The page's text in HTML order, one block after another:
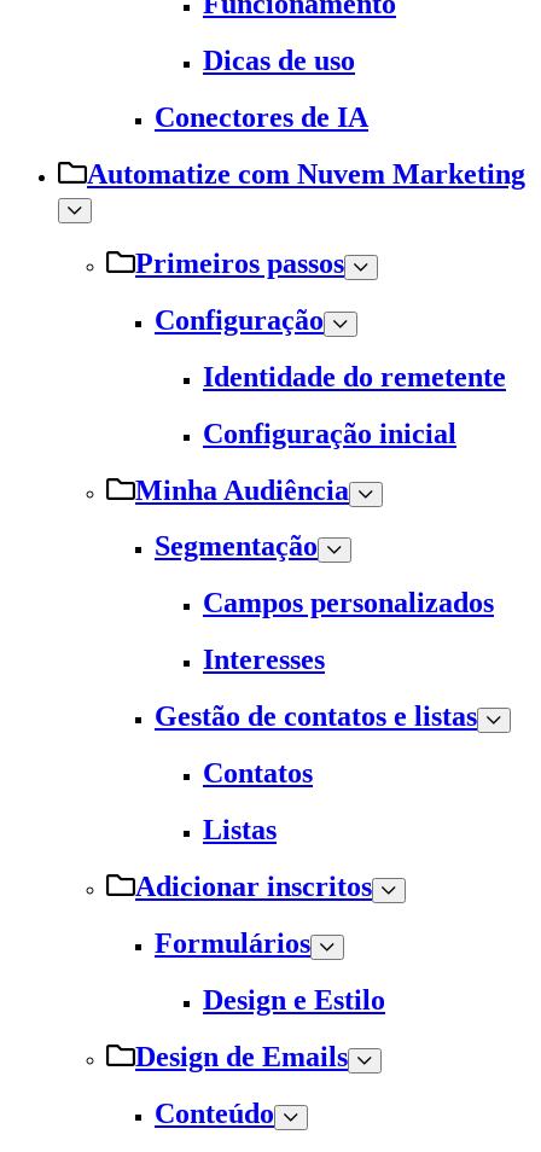
Dicas de uso
Conectores de IA
Automatize com Nuvem Marketing
Primeiros passos
Configuração
Identidade do remetente
Configuração inicial
Minha Audiência
Segmentação
Campos personalizados
Interesses
Gestão de contatos e listas
Contatos
Listas
Adicionar inscritos
Formulários
Design e Estilo
Design de Emails
Conteúdo